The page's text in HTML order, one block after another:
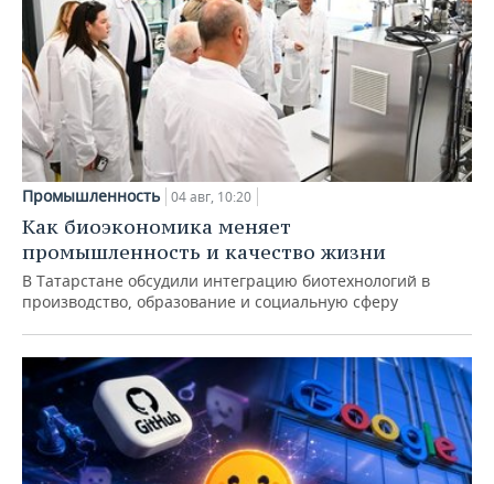
Промышленность 04 авг, 10:20
Как биоэкономика меняет
промышленность и качество жизни
В Татарстане обсудили интеграцию биотехнологий в
производство, образование и социальную сферу